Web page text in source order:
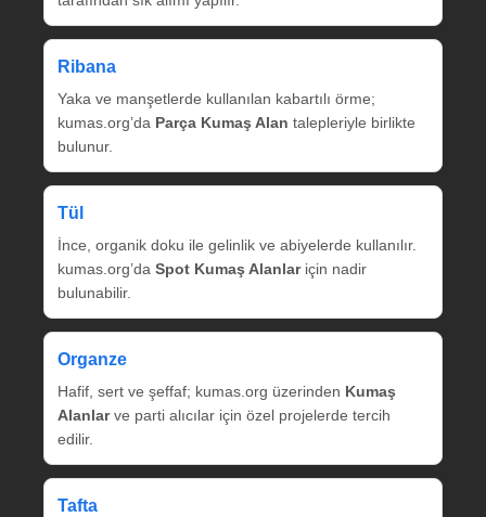
Ribana
Yaka ve manşetlerde kullanılan kabartılı örme;
kumas.org’da Parça Kumaş Alan talepleriyle birlikte
bulunur.
Tül
İnce, organik doku ile gelinlik ve abiyelerde kullanılır.
kumas.org’da Spot Kumaş Alanlariçin nadir
bulunabilir.
Organze
Hafif, sert ve şeffaf; kumas.org üzerinden Kumaş
Alanlarve parti alıcılar için özel projelerde tercih
edilir.
Tafta